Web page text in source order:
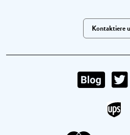
Kontaktiere